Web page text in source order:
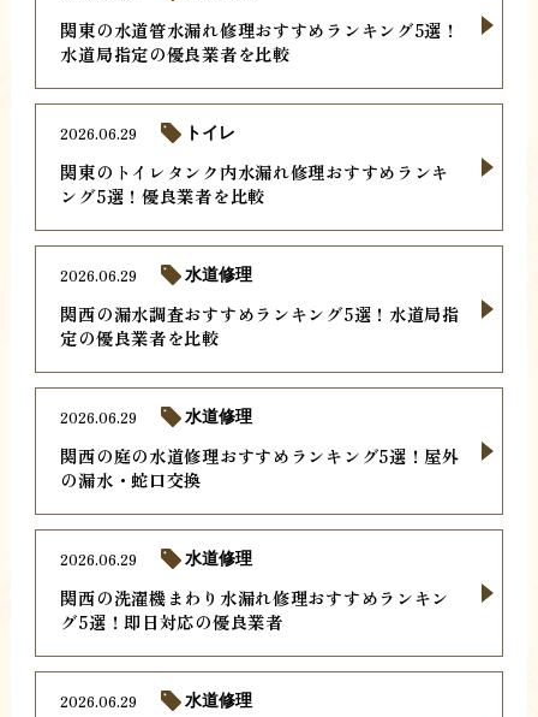
関東の水道管水漏れ修理おすすめランキング5選！
水道局指定の優良業者を比較
関東のトイレタンク内水漏れ修理おすすめランキ
ング5選！優良業者を比較
2026.06.29 トイレ
関西の漏水調査おすすめランキング5選！水道局指
定の優良業者を比較
2026.06.29 水道修理
関西の庭の水道修理おすすめランキング5選！屋外
の漏水・蛇口交換
2026.06.29 水道修理
関西の洗濯機まわり水漏れ修理おすすめランキン
グ5選！即日対応の優良業者
2026.06.29 水道修理
2026.06.29 水道修理